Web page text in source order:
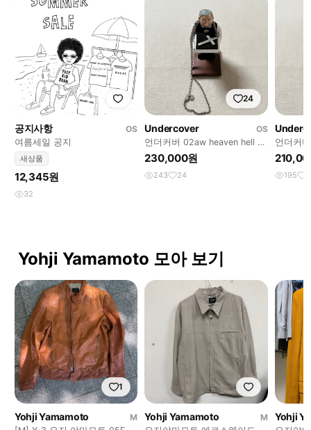
공지사항
OS
여름세일 공지
새상품
12,345원
32
24
Undercover
OS
언더커버 02aw heaven hell 십
자가 목걸이 undercover
230,000원
243 24
언더커
195
Yohji Yamamoto 모아 보기
1
Yohji Yamamoto
M
Yohji Yamamoto
M
Yohji